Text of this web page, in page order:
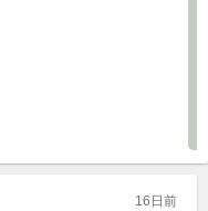
16日前